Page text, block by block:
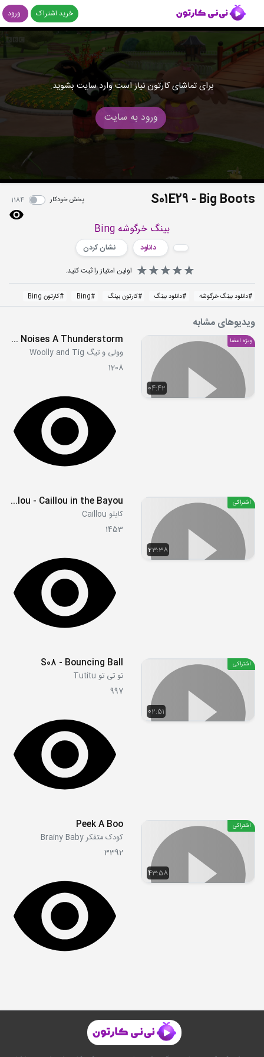
خرید اشتراک ورود
برای تماشای کارتون نیاز است وارد سایت بشوید.
ورود به سایت
S01E29 - Big Boots پخش خودکار 1184
بینگ خرگوشه Bing
دانلود
نشان کردن
اولین امتیاز را ثبت کنید.
#دانلود بینگ خرگوشه #دانلود بینگ #کارتون بینگ #
Bing
#کارتون Bing
ویدیوهای مشابه
04:42
ویژه اعضا Big Loud Noises A Thunderstorm
وولی و تیگ Woolly and Tig
1208
23:38
اشتراکی S04E09 - Caillou of the Antarctic - Deep Sea Caillou - Caillou in the Bayou
کایلو Caillou
1453
02:51
اشتراکی S08 - Bouncing Ball
تو تی تو Tutitu
997
43:58
اشتراکی Peek A Boo
کودک متفکر Brainy Baby
3392